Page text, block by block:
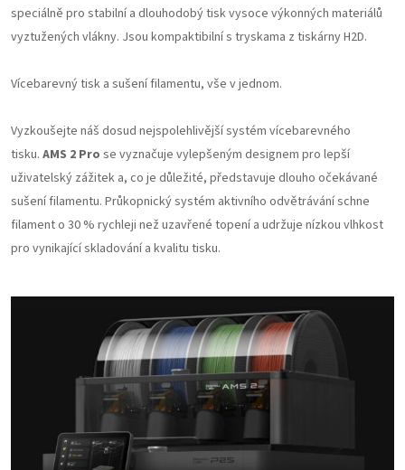
speciálně pro stabilní a dlouhodobý tisk vysoce výkonných materiálů
vyztužených vlákny. Jsou kompaktibilní s tryskama z tiskárny H2D.
Vícebarevný tisk a sušení filamentu, vše v jednom.
Vyzkoušejte náš dosud nejspolehlivější systém vícebarevného
tisku. AMS 2 Pro se vyznačuje vylepšeným designem pro lepší
uživatelský zážitek a, co je důležité, představuje dlouho očekávané
sušení filamentu. Průkopnický systém aktivního odvětrávání schne
filament o 30 % rychleji než uzavřené topení a udržuje nízkou vlhkost
pro vynikající skladování a kvalitu tisku.